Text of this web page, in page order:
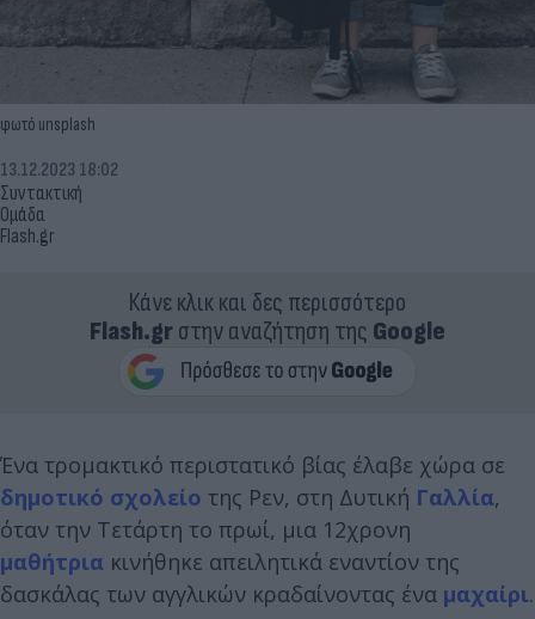
φωτό unsplash
Συντακτική
Ομάδα
Flash.gr
13.12.2023 18:02
Κάνε κλικ και δες περισσότερο
Flash.grστην αναζήτηση της Google
Ένα τρομακτικό περιστατικό βίας έλαβε χώρα σε
δημοτικό σχολείο της Ρεν, στη Δυτική Γαλλία,
όταν την Τετάρτη το πρωί, μια 12χρονη
μαθήτρια κινήθηκε απειλητικά εναντίον της
δασκάλας των αγγλικών κραδαίνοντας ένα μαχαίρι.